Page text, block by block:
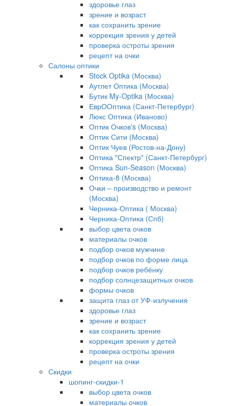
здоровье глаз
зрение и возраст
как сохранить зрение
коррекция зрения у детей
проверка остроты зрения
рецепт на очки
Салоны оптики
Stock Optika (Москва)
Аутлет Оптика (Москва)
Бутик My-Optika (Москва)
ЕврООптика (Санкт-Петербург)
Люкс Оптика (Иваново)
Оптик Очков's (Москва)
Оптик Сити (Москва)
Оптик Чуев (Ростов-на-Дону)
Оптика "Спектр" (Санкт-Петербург)
Оптика Sun-Season (Москва)
Оптика-8 (Москва)
Очки – производство и ремонт
(Москва)
Черника-Оптика ( Москва)
Черника-Оптика (Спб)
выбор цвета очков
материалы очков
подбор очков мужчине
подбор очков по форме лица
подбор очков ребёнку
подбор солнцезащитных очков
формы очков
защита глаз от УФ-излучения
здоровье глаз
зрение и возраст
как сохранить зрение
коррекция зрения у детей
проверка остроты зрения
рецепт на очки
Скидки
шопинг-скидки-1
выбор цвета очков
материалы очков